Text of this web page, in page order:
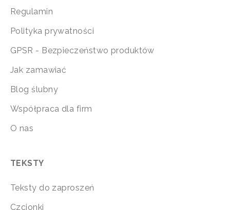
Regulamin
Polityka prywatności
GPSR - Bezpieczeństwo produktów
Jak zamawiać
Blog ślubny
Współpraca dla firm
O nas
TEKSTY
Teksty do zaproszeń
Czcionki